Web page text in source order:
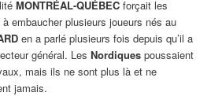
MONTRÉAL-QUÉBEC forçait les
embaucher plusieurs joueurs nés au
en a parlé plusieurs fois depuis qu’il a
général. LesNordiques poussaient
mais ils ne sont plus là et ne
jamais.